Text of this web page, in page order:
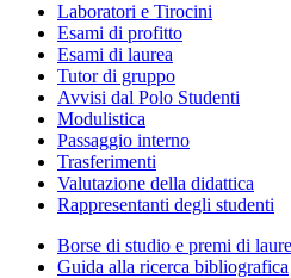
Laboratori e Tirocini
Esami di profitto
Esami di laurea
Tutor di gruppo
Avvisi dal Polo Studenti
Modulistica
Passaggio interno
Trasferimenti
Valutazione della didattica
Rappresentanti degli studenti
Borse di studio e premi di
Guida alla ricerca bibliografica